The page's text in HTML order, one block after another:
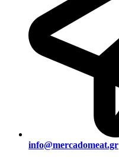
info@mercadomeat.gr